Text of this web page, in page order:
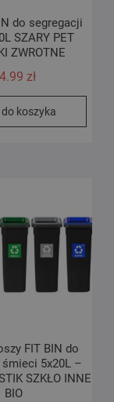
do segregacji
SZARY PET
ZWROTNE
zł
do koszyka
FIT BIN do
5x20L –
SZKŁO INNE
BIO